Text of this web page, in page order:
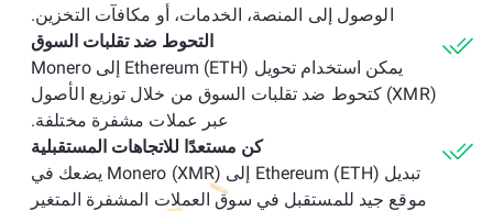
الوصول إلى المنصة، الخدمات، أو مكافآت التخزين.
التحوط ضد تقلبات السوق
يمكن استخدام تحويل Ethereum (ETH) إلى Monero
(XMR) كتحوط ضد تقلبات السوق من خلال توزيع الأصول
عبر عملات مشفرة مختلفة.
كن مستعدًا للاتجاهات المستقبلية
تبديل Ethereum (ETH) إلى Monero (XMR) يضعك في
موقع جيد للمستقبل في سوق العملات المشفرة المتغير